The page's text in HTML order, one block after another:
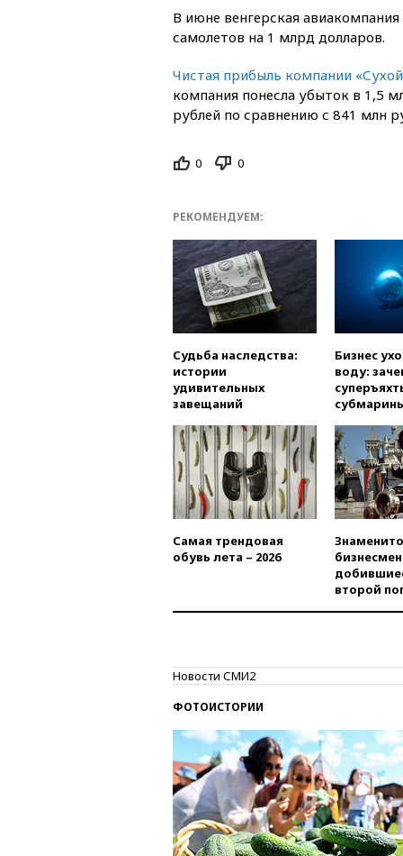
В июне венгерская
самолетов на 1 млрд долларов.
Чистая прибыль компании
компания понесла убыток в 1,5
рублей по сравнению с 841 млн
0 0
РЕКОМЕНДУЕМ:
Судьба наследства:
истории
удивительных
завещаний
Бизнес
воду:
Самая трендовая
обувь лета – 2026
второй
Новости СМИ2
ФОТОИСТОРИИ